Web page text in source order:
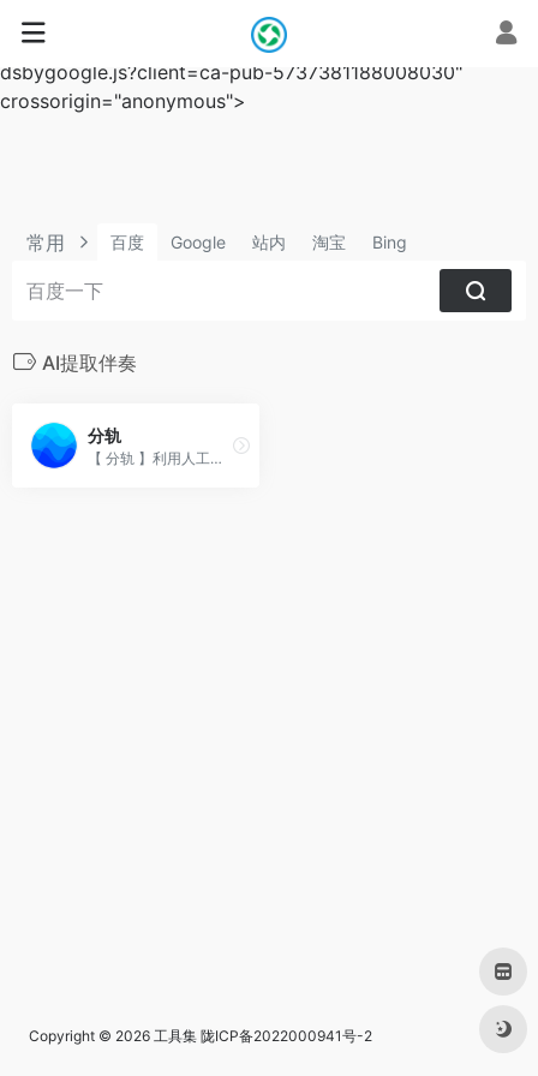
src="https://pagead2.googlesyndication.com/pagead/js/a
dsbygoogle.js?client=ca-pub-5737381188008030"
crossorigin="anonymous">
常用 百度 Google 站内 淘宝 Bing
AI提取伴奏
分轨
【 分轨 】利用人工智能AI提供的人声提取算法对上传的音频中的人声、伴奏、乐器音轨在云端进行分离提取，并可对视频进行视频和人声提供音轨分离服务。上传文件，即刻分离人声和伴奏。
Copyright © 2026 工具集 陇ICP备2022000941号-2